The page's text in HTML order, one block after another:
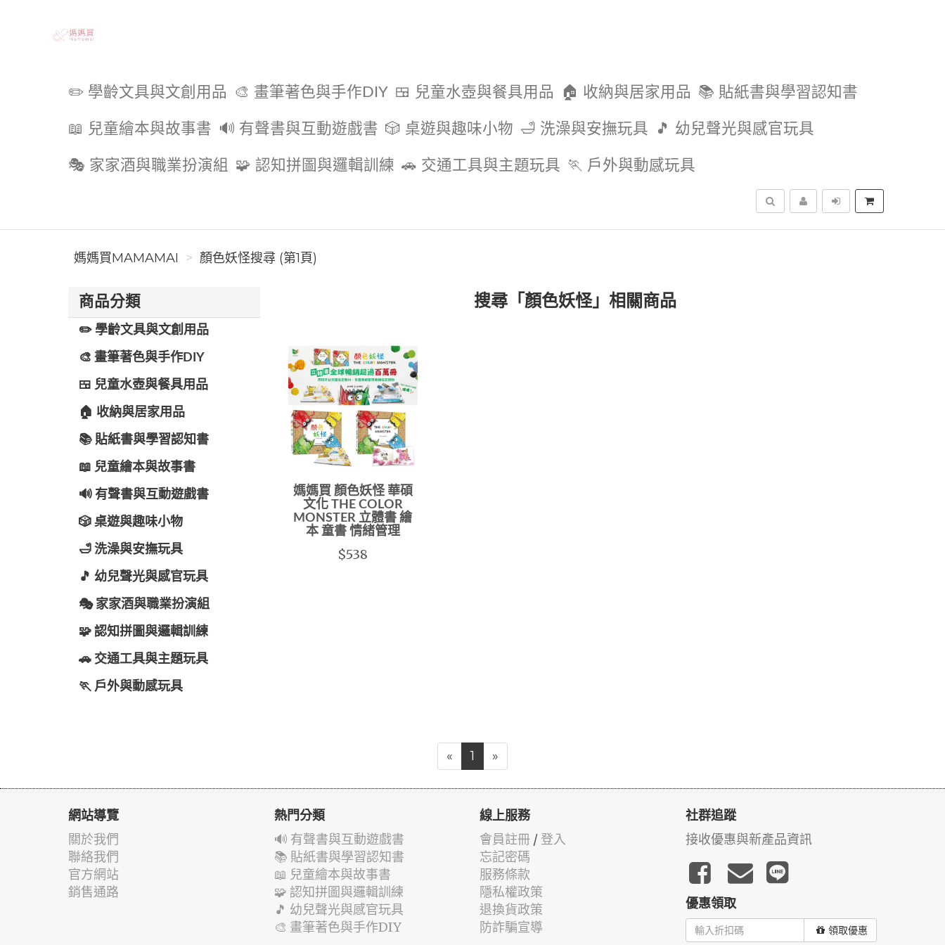
✏️ 學齡文具與文創用品 🎨 畫筆著色與手作DIY 🍱 兒童水壺與餐具用品 🏠 收納與居家用品 📚 貼紙書與學習認知書
📖 兒童繪本與故事書 🔊 有聲書與互動遊戲書 🎲 桌遊與趣味小物 🛁 洗澡與安撫玩具 🎵 幼兒聲光與感官玩具
🎭 家家酒與職業扮演組 🧩 認知拼圖與邏輯訓練 🚗 交通工具與主題玩具 🏃 戶外與動感玩具
搜尋
媽媽買MAMAMAI 顏色妖怪搜尋 (第1頁)
商品分類
✏️ 學齡文具與文創用品
🎨 畫筆著色與手作DIY
🍱 兒童水壺與餐具用品
🏠 收納與居家用品
📚 貼紙書與學習認知書
📖 兒童繪本與故事書
🔊 有聲書與互動遊戲書
🎲 桌遊與趣味小物
🛁 洗澡與安撫玩具
🎵 幼兒聲光與感官玩具
🎭 家家酒與職業扮演組
🧩 認知拼圖與邏輯訓練
🚗 交通工具與主題玩具
🏃 戶外與動感玩具
搜尋「顏色妖怪」相關商品
媽媽買 顏色妖怪 華碩
文化 THE COLOR
MONSTER 立體書 繪
本 童書 情緒管理
$538
« 1 »
網站導覽
關於我們
聯絡我們
官方網站
銷售通路
熱門分類
🔊 有聲書與互動遊戲書
📚 貼紙書與學習認知書
📖 兒童繪本與故事書
🧩 認知拼圖與邏輯訓練
🎵 幼兒聲光與感官玩具
🎨 畫筆著色與手作DIY
線上服務
會員註冊 / 登入
忘記密碼
服務條款
隱私權政策
退換貨政策
防詐騙宣導
社群追蹤
接收優惠與新產品資訊
優惠領取
領取優惠